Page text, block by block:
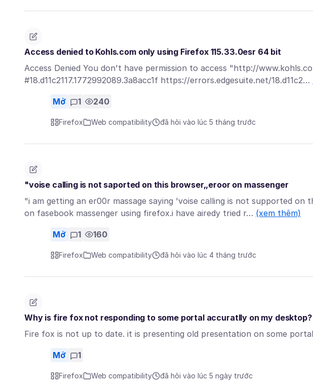
Access denied to Kohls.com only using Firefox 115.33.0esr 64 bit
Access Denied You don't have permission to access "http://
#18.d11c2117.1772992089.3a8acc1f https://errors.edgesuite.net/18.d11c2…
Mở 1 240
Firefox Web compatibility đã hỏi vào lúc 5 tháng trước
"voise calling is not saported on this browser,,eroor on massenger
"i am getting an er00r massage saying 'voise calling is not supported on
on fasebook massenger using firefox.i have airedy tried r… (xem thêm)
Mở 1 160
Firefox Web compatibility đã hỏi vào lúc 4 tháng trước
Why is fire fox not responding to some portal accuratlly on my desktop?
Fire fox is not up to date. it is presenting old presentation on some
Mở 1
Firefox Web compatibility đã hỏi vào lúc 5 ngày trước